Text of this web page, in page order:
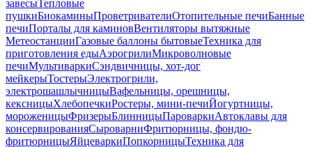
завесыТепловые
пушкиБиокаминыПроветривателиОтопительные печиБанные
печиПорталы для каминовВентиляторы вытяжные
МетеостанцииГазовые баллоны бытовыеТехника для
приготовления едыАэрогрилиМикроволновые
печиМультиваркиСэндвичницы, хот-дог
мейкерыТостерыЭлектрогрили,
электрошашлычницыВафельницы, орешницы,
кексницыХлебопечкиРостеры, мини-печиЙогуртницы,
мороженицыФризерыБлинницыПароваркиАвтоклавы для
консервированияСыроварниФритюрницы, фондю-
фритюрницыЯйцеваркиПопкорницыТехника для